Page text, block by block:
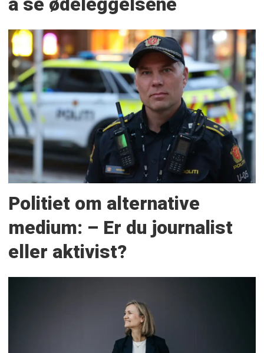
å se ødeleggelsene
Politiet om alternative
medium: – Er du journalist
eller aktivist?